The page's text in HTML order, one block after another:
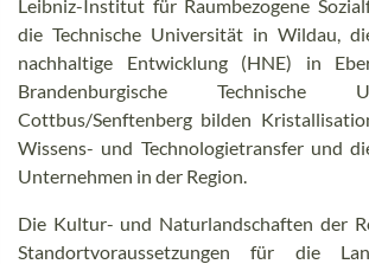
Leibniz-Institut für Raumbezogene
die Technische Universität in Wildau,
nachhaltige Entwicklung (HNE) in
Brandenburgische Technische
Cottbus/Senftenberg bilden
Wissens- und Technologietransfer und
Unternehmen in der Region.
Die Kultur- und Naturlandschaften der
Standortvoraussetzungen für die